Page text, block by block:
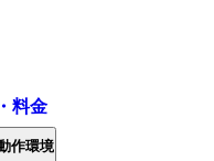
料金
作環境